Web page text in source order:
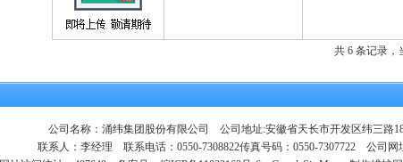
共 6 条记录
公司名称：涌纬集团股份有限公司 公司地址:安徽省天长市开发区纬三路
联系人：李经理 联系电话：0550-7308822传真号码：0550-7307722 公司网